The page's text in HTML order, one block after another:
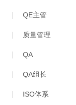
QE主管
质量管理
QA
QA组长
ISO体系